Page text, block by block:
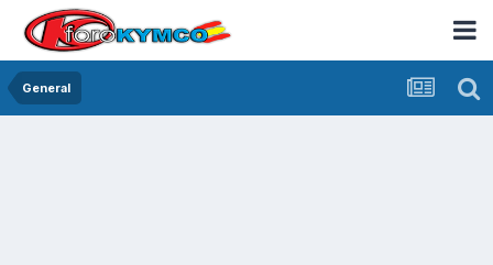
General